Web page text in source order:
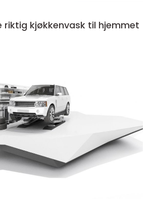
riktig kjøkkenvask til hjemmet